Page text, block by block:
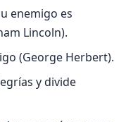
enemigo es
Lincoln).
(George Herbert).
y divide